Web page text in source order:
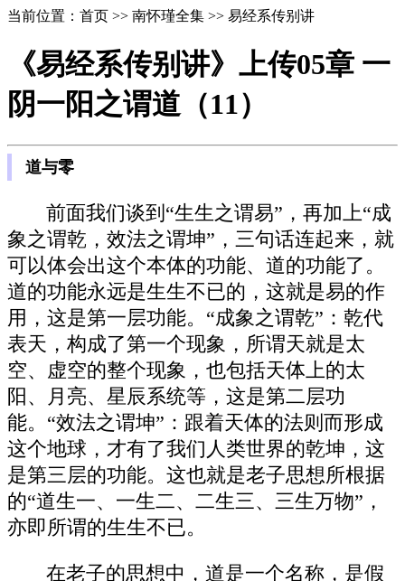
当前位置：首页 >> 南怀瑾全集 >> 易经系传别讲
《易经系传别讲》上传05章 一
阴一阳之谓道（11）
道与零
前面我们谈到“生生之谓易”，再加上“成
象之谓乾，效法之谓坤”，三句话连起来，就
可以体会出这个本体的功能、道的功能了。
道的功能永远是生生不已的，这就是易的作
用，这是第一层功能。“成象之谓乾”：乾代
表天，构成了第一个现象，所谓天就是太
空、虚空的整个现象，也包括天体上的太
阳、月亮、星辰系统等，这是第二层功
能。“效法之谓坤”：跟着天体的法则而形成
这个地球，才有了我们人类世界的乾坤，这
是第三层的功能。这也就是老子思想所根据
的“道生一、一生二、二生三、三生万物”，
亦即所谓的生生不已。
在老子的思想中，道是一个名称，是假